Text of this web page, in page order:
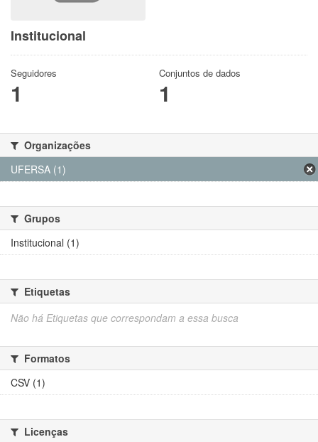
Institucional
Seguidores
1
Conjuntos de dados
1
Organizações
UFERSA (1)
Grupos
Institucional (1)
Etiquetas
Não há Etiquetas que correspondam a essa busca
Formatos
CSV (1)
Licenças